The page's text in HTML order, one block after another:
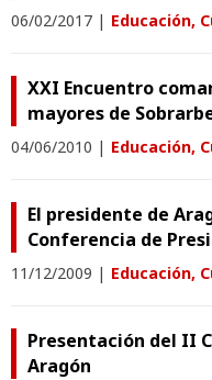
06/02/2017 | Educación,
XXI Encuentro
mayores de
04/06/2010 | Educación,
El presidente de
Conferencia de
11/12/2009 | Educación,
Presentación del II
Aragón